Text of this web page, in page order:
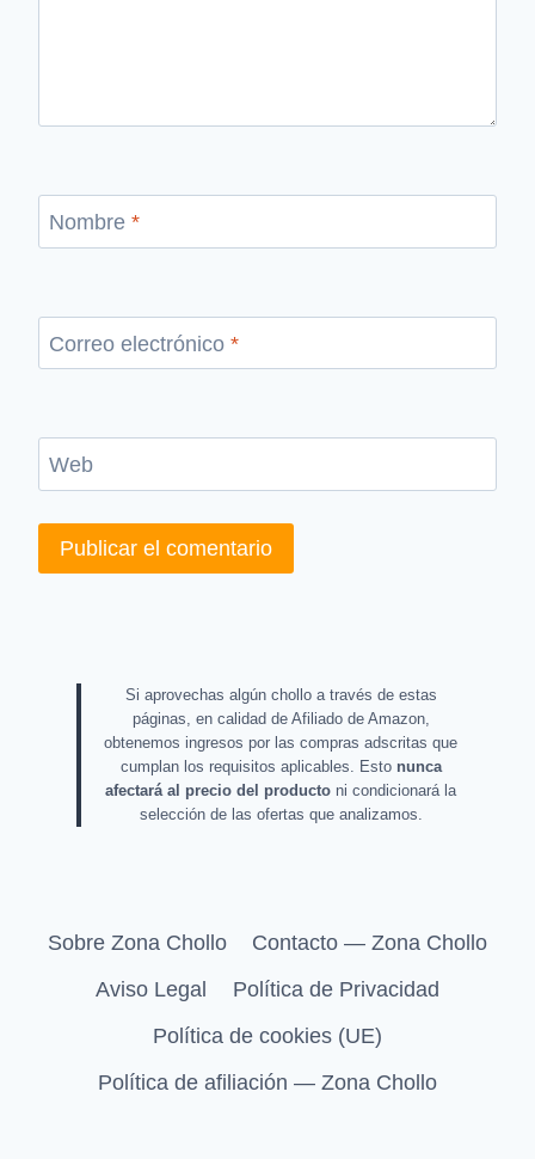
Nombre *
Correo electrónico *
Web
Si aprovechas algún chollo a través de estas
páginas, en calidad de Afiliado de Amazon,
obtenemos ingresos por las compras adscritas que
cumplan los requisitos aplicables. Esto nunca
afectará al precio del producto ni condicionará la
selección de las ofertas que analizamos.
Sobre Zona Chollo
Contacto — Zona Chollo
Aviso Legal
Política de Privacidad
Política de cookies (UE)
Política de afiliación — Zona Chollo